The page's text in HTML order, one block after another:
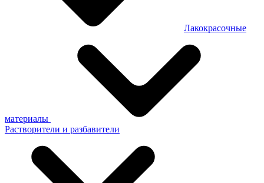
Лакокрасочные
материалы
Растворители и разбавители